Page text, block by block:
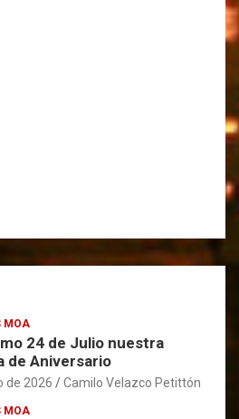
MOA
24 de Julio nuestra
de Aniversario
de 2026 Camilo Velazco Petittón
MOA